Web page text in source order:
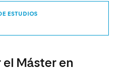
ESTUDIOS
el Máster en